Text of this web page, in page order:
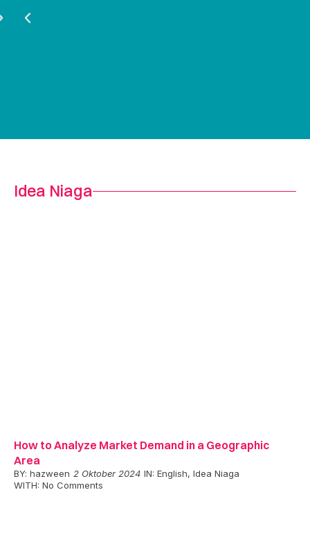
Idea Niaga
How to Analyze Market Demand in a Geographic
Area
BY: hazween 2 Oktober 2024 IN: English, Idea Niaga
WITH: No Comments